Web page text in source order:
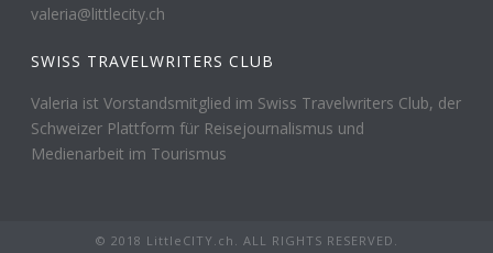
valeria@littlecity.ch
SWISS TRAVELWRITERS CLUB
Valeria ist Vorstandsmitglied im Swiss Travelwriters Club, der
Schweizer Plattform für Reisejournalismus und
Medienarbeit im Tourismus
© 2018 LittleCITY.ch. ALL RIGHTS RESERVED.